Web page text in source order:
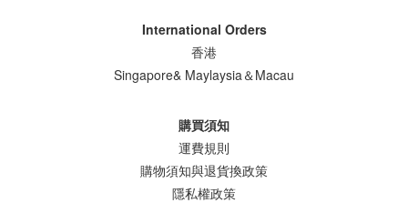
International Orders
香港
Singapore& Maylaysia＆Macau
購買須知
運費規則
購物須知與退貨換政策
隱私權政策